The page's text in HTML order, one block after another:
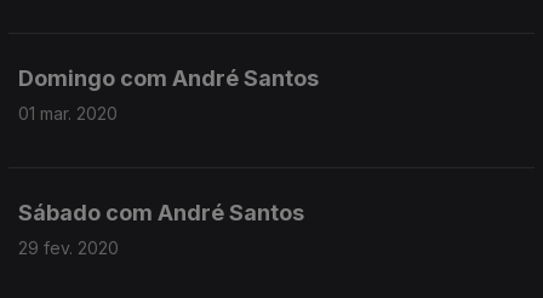
Domingo com André Santos
01 mar. 2020
Sábado com André Santos
29 fev. 2020